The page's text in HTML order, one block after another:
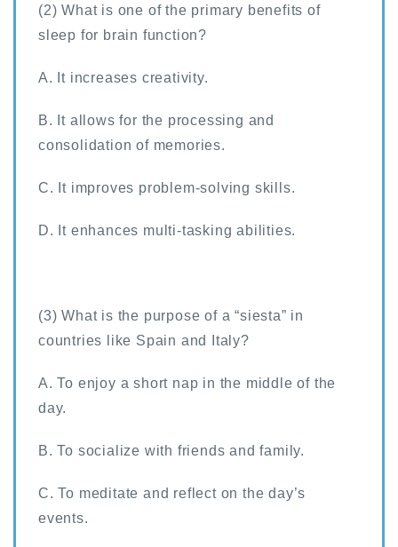
(2) What is one of the primary benefits of
sleep for brain function?
A. It increases creativity.
B. It allows for the processing and
consolidation of memories.
C. It improves problem-solving skills.
D. It enhances multi-tasking abilities.
(3) What is the purpose of a “siesta” in
countries like Spain and Italy?
A. To enjoy a short nap in the middle of the
day.
B. To socialize with friends and family.
C. To meditate and reflect on the day’s
events.